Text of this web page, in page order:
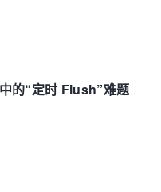
的“定时 Flush”难题